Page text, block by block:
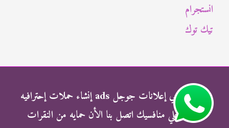
:انستجرام
تيك توك
شركة الناجي إعلانات جوجل ads إنشاء حملات إحترافيه
وتفوق علي منافسيك اتصل بنا الأن حمايه من النقرات